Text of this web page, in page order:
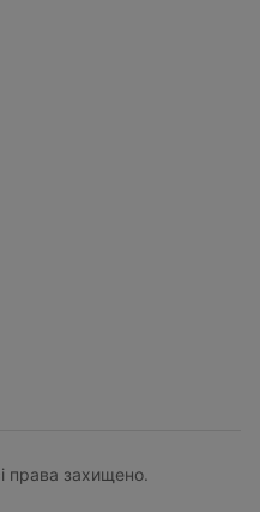
права захищено.